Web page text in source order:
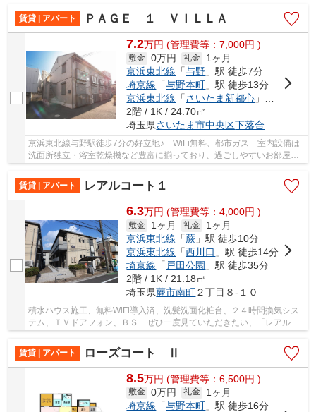
賃貸 | アパート
ＰＡＧＥ １ ＶＩＬＬＡ
7.2万円 (管理費等：7,000円 )
敷金 0万円 礼金
1ヶ月
京浜東北線 「与野 」駅 徒歩7分
埼京線 「与野本町 」駅 徒歩13分
京浜東北線 「さいたま新都心 」駅 徒歩20分
2階 / 1K / 24.70㎡
埼玉県さいたま市中央区下落合２丁目２
京浜東北線与野駅徒歩7分の好立地♪ WiFi無料、都市ガス 室内設備は
洗面所独立・浴室乾燥機など豊富に揃っており、過ごしやすいお部屋に
賃貸 | アパート
レアルコート１
6.3万円 (管理費等：4,000円 )
敷金 1ヶ月 礼金
1ヶ月
京浜東北線 「蕨 」駅 徒歩10分
京浜東北線 「西川口 」駅 徒歩14分
埼京線 「 戸田公園 」駅 徒歩35分
2階 / 1K / 21.18㎡
埼玉県蕨市南町２丁目８-１０
積水ハウス施工、無料WiFi導入済、洗髪洗面化粧台、２４時間換気シス
テム、ＴＶドアフォン、ＢＳ ぜひ一度見ていただきたい、「レアルコ
賃貸 | アパート
ローズコート Ⅱ
8.5万円 (管理費等：6,500円 )
敷金 0万円 礼金
1ヶ月
埼京線 「与野本町 」駅 徒歩16分